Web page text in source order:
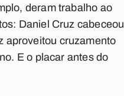
deram trabalho ao
Daniel Cruz cabeceou
aproveitou cruzamento
E o placar antes do